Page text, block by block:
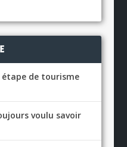
étape de tourisme
voulu savoir